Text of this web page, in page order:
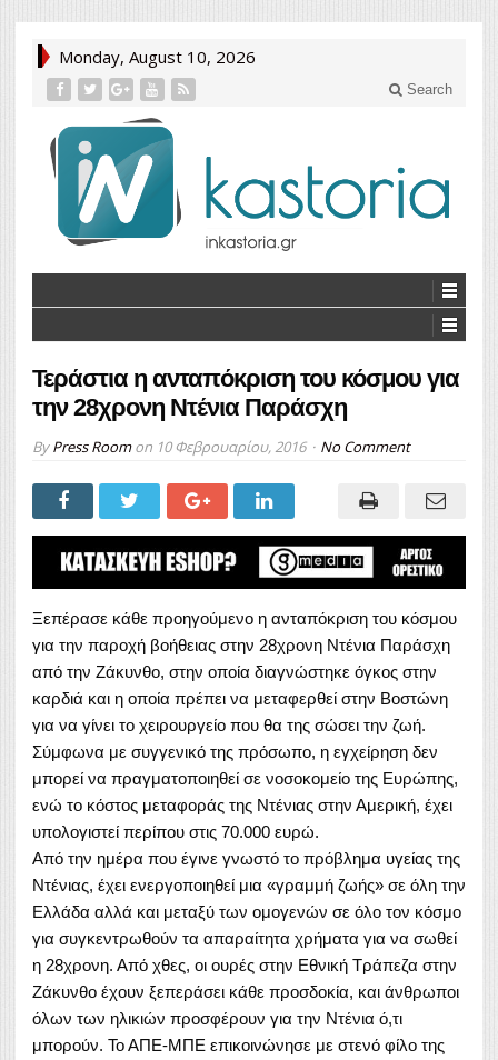
Monday, August 10, 2026
Search
Τεράστια η ανταπόκριση του κόσμου για
την 28χρονη Ντένια Παράσχη
ByPress Roomon 10 Φεβρουαρίου, 2016 No Comment
Ξεπέρασε κάθε προηγούμενο η ανταπόκριση του κόσμου
για την παροχή βοήθειας στην 28χρονη Ντένια Παράσχη
από την Ζάκυνθο, στην οποία διαγνώστηκε όγκος στην
καρδιά και η οποία πρέπει να μεταφερθεί στην Βοστώνη
για να γίνει το χειρουργείο που θα της σώσει την ζωή.
Σύμφωνα με συγγενικό της πρόσωπο, η εγχείρηση δεν
μπορεί να πραγματοποιηθεί σε νοσοκομείο της Ευρώπης,
ενώ το κόστος μεταφοράς της Ντένιας στην Αμερική, έχει
υπολογιστεί περίπου στις 70.000 ευρώ.
Από την ημέρα που έγινε γνωστό το πρόβλημα υγείας της
Ντένιας, έχει ενεργοποιηθεί μια «γραμμή ζωής» σε όλη την
Ελλάδα αλλά και μεταξύ των ομογενών σε όλο τον κόσμο
για συγκεντρωθούν τα απαραίτητα χρήματα για να σωθεί
η 28χρονη. Από χθες, οι ουρές στην Εθνική Τράπεζα στην
Ζάκυνθο έχουν ξεπεράσει κάθε προσδοκία, και άνθρωποι
όλων των ηλικιών προσφέρουν για την Ντένια ό,τι
μπορούν. Το ΑΠΕ-ΜΠΕ επικοινώνησε με στενό φίλο της